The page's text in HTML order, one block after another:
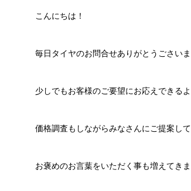
こんにちは！
毎日タイヤのお問合せありがとうごさいま
少しでもお客様のご要望にお応えできる
価格調査もしながらみなさんにご提案し
お褒めのお言葉をいただく事も増えてき